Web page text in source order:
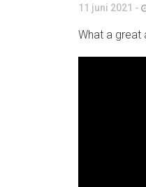
11 juni 2021
What a great